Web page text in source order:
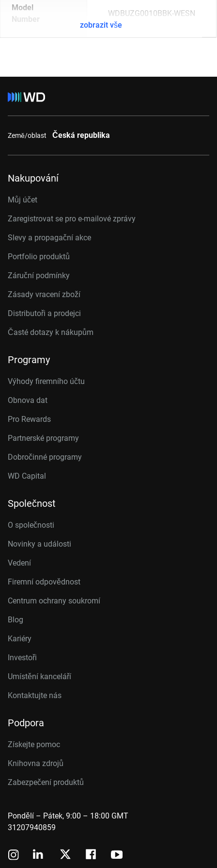
Model
Number
WDBUZG0010BBK-WESN
zobrazit vše
Země/oblast Česká republika
Nakupování
Můj účet
Zaregistrovat se pro e-mailové zprávy
Slevy a propagační akce
Portfolio produktů
Záruční podmínky
Zásady vracení zboží
Distributoři a prodejci
Časté dotazy k nákupům
Programy
Výhody firemního účtu
Obnova dat
Pro Rewards
Partnerské programy
Dobročinné programy
WD Capital
Společnost
O společnosti
Novinky a události
Vedení
Firemní odpovědnost
Centrum ochrany soukromí
Blog
Kariéry
Investoři
Umístění kanceláří
Kontaktujte nás
Podpora
Získejte pomoc
Knihovna zdrojů
Zabezpečení produktů
Pondělí – Pátek, 9:00 – 18:00 GMT
31207940859